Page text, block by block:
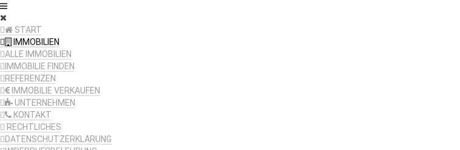
START
IMMOBILIEN
ALLE IMMOBILIEN
IMMOBILIE FINDEN
REFERENZEN
IMMOBILIE VERKAUFEN
UNTERNEHMEN
KONTAKT
RECHTLICHES
DATENSCHUTZERKLÄRUNG